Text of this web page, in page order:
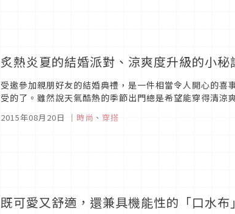
炙熱炎夏的結婚派對、涼爽度升級的小秘
受邀參加親朋好友的結婚典禮，是一件相當令人開心的
受的了。雖然說天氣酷熱的季節出門總是希望能穿得清
2015年08月20日 ｜ 時尚 、 穿搭
既可愛又舒適，還兼具機能性的「口水布